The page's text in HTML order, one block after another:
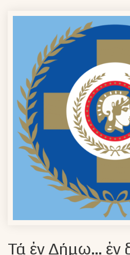
Τά ἐν Δήμῳ… ἐν